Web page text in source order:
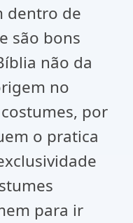
dentro de
são bons
não da
no
por
o pratica
para ir